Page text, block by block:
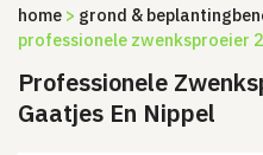
home > grond &
professionele zwenksproeier
Professionele
Gaatjes En Nippel